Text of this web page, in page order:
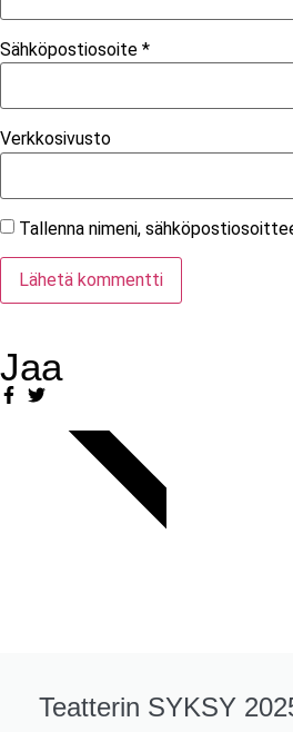
Sähköpostiosoite *
Verkkosivusto
Tallenna nimeni,
Jaa
Teatterin SYKSY
SUOSITUKSET